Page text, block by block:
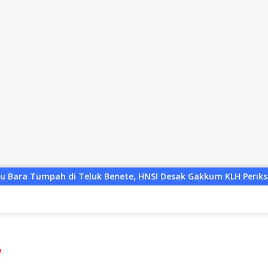
HNSI Desak Gakkum KLH Periksa Pemasok: “Jangan